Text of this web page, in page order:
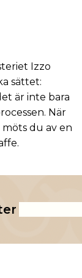
Izzo
sättet:
är inte bara
När
du av en